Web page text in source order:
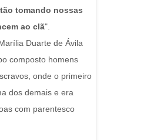
tomando nossas
ao clã".
Duarte de Ávila
composto homens
onde o primeiro
dos demais e era
com parentesco